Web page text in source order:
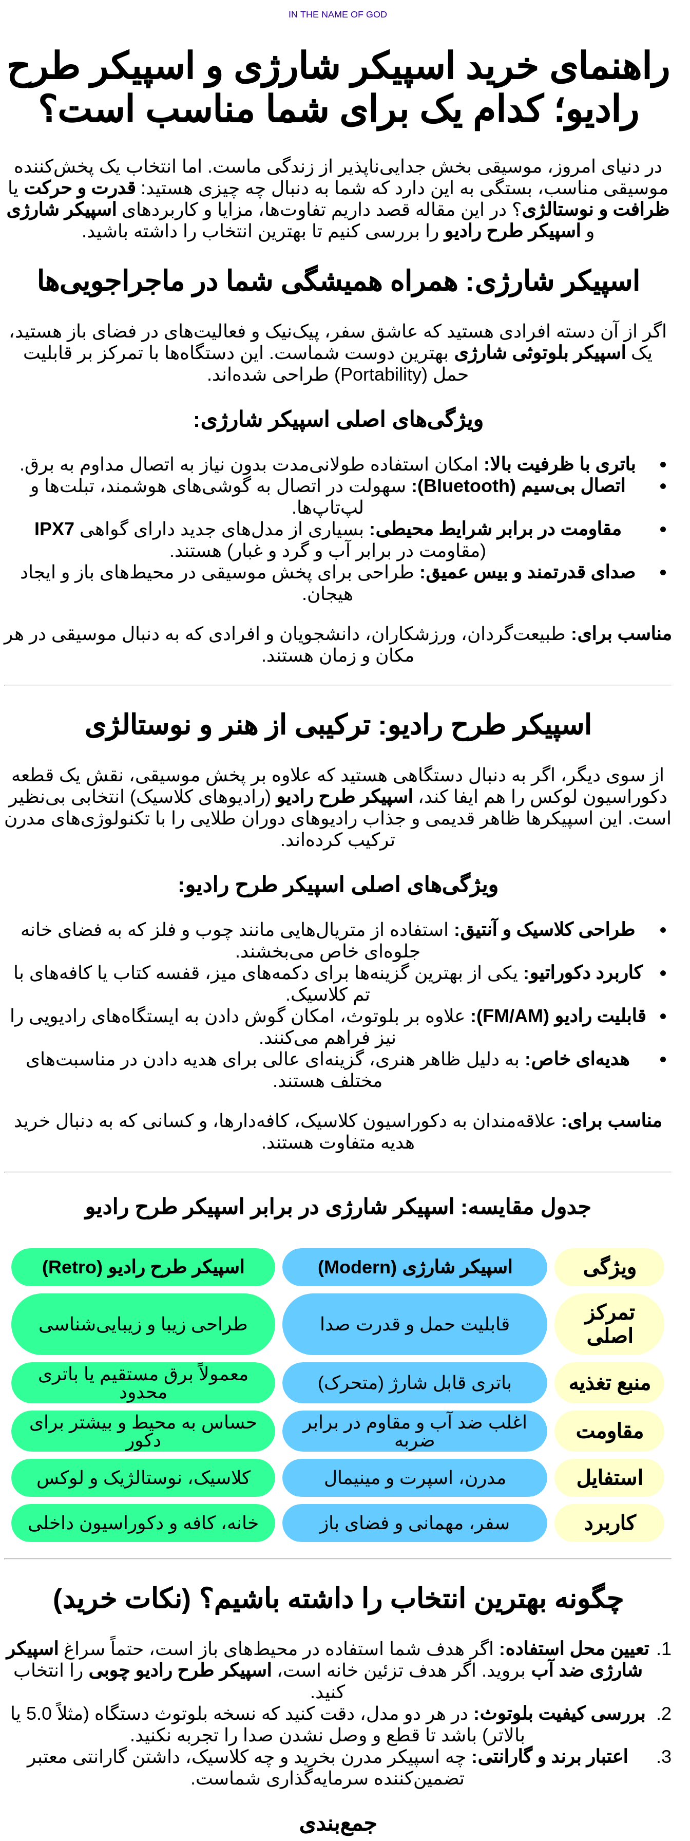
IN THE NAME OF GOD
راهنمای خرید اسپیکر شارژی و اسپیکر طرح
رادیو؛ کدام یک برای شما مناسب است؟
در دنیای امروز، موسیقی بخش جدایی‌ناپذیر از زندگی ماست. اما انتخاب یک پخش‌کننده
موسیقی مناسب، بستگی به این دارد که شما به دنبال چه چیزی هستید: قدرت و حرکت یا
ظرافت و نوستالژی؟ در این مقاله قصد داریم تفاوت‌ها، مزایا و کاربردهای اسپیکر شارژی
و اسپیکر طرح رادیو را بررسی کنیم تا بهترین انتخاب را داشته باشید.
اسپیکر شارژی: همراه همیشگی شما در ماجراجویی‌ها
اگر از آن دسته افرادی هستید که عاشق سفر، پیک‌نیک و فعالیت‌های در فضای باز هستید،
یک اسپیکر بلوتوثی شارژی بهترین دوست شماست. این دستگاه‌ها با تمرکز بر قابلیت
حمل (Portability) طراحی شده‌اند.
ویژگی‌های اصلی اسپیکر شارژی:
باتری با ظرفیت بالا: امکان استفاده طولانی‌مدت بدون نیاز به اتصال مداوم به برق.
اتصال بی‌سیم (Bluetooth):
سهولت در اتصال به گوشی‌های هوشمند، تبلت‌ها و
لپ‌تاپ‌ها.
مقاومت در برابر شرایط محیطی: بسیاری از مدل‌های جدید دارای گواهی IPX7
(مقاومت در برابر آب و گرد و غبار) هستند.
صدای قدرتمند و بیس عمیق: طراحی برای پخش موسیقی در محیط‌های باز و ایجاد
هیجان.
مناسب برای: طبیعت‌گردان، ورزشکاران، دانشجویان و افرادی که به دنبال موسیقی در هر
مکان و زمان هستند.
اسپیکر طرح رادیو: ترکیبی از هنر و نوستالژی
از سوی دیگر، اگر به دنبال دستگاهی هستید که علاوه بر پخش موسیقی، نقش یک قطعه
دکوراسیون لوکس را هم ایفا کند، اسپیکر طرح رادیو (رادیوهای کلاسیک) انتخابی بی‌نظیر
است. این اسپیکرها ظاهر قدیمی و جذاب رادیوهای دوران طلایی را با تکنولوژی‌های مدرن
ترکیب کرده‌اند.
ویژگی‌های اصلی اسپیکر طرح رادیو:
طراحی کلاسیک و آنتیق: استفاده از متریال‌هایی مانند چوب و فلز که به فضای خانه
جلوه‌ای خاص می‌بخشند.
کاربرد دکوراتیو: یکی از بهترین گزینه‌ها برای دکمه‌های میز، قفسه کتاب یا کافه‌های با
تم کلاسیک.
قابلیت رادیو (FM/AM):
علاوه بر بلوتوث، امکان گوش دادن به ایستگاه‌های رادیویی را
نیز فراهم می‌کنند.
هدیه‌ای خاص: به دلیل ظاهر هنری، گزینه‌ای عالی برای هدیه دادن در مناسبت‌های
مختلف هستند.
مناسب برای: علاقه‌مندان به دکوراسیون کلاسیک، کافه‌دارها، و کسانی که به دنبال خرید
هدیه متفاوت هستند.
جدول مقایسه: اسپیکر شارژی در برابر اسپیکر طرح رادیو
ویژگی اسپیکر شارژی (Modern) اسپیکر طرح رادیو (Retro)
تمرکز
اصلی
قابلیت حمل و قدرت صدا طراحی زیبا و زیبایی‌شناسی
منبع تغذیه باتری قابل شارژ (متحرک)
معمولاً برق مستقیم یا باتری
محدود
مقاومت
اغلب ضد آب و مقاوم در برابر
ضربه
حساس به محیط و بیشتر برای
دکور
استفایل مدرن، اسپرت و مینیمال کلاسیک، نوستالژیک و لوکس
کاربرد سفر، مهمانی و فضای باز خانه، کافه و دکوراسیون داخلی
چگونه بهترین انتخاب را داشته باشیم؟ (نکات خرید)
تعیین محل استفاده: اگر هدف شما استفاده در محیط‌های باز است، حتماً سراغ اسپیکر
شارژی ضد آب بروید. اگر هدف تزئین خانه است، اسپیکر طرح رادیو چوبی را انتخاب
کنید.
بررسی کیفیت بلوتوث:
در هر دو مدل، دقت کنید که نسخه بلوتوث دستگاه (مثلاً 5.0 یا
بالاتر) باشد تا قطع و وصل نشدن صدا را تجربه نکنید.
اعتبار برند و گارانتی: چه اسپیکر مدرن بخرید و چه کلاسیک، داشتن گارانتی معتبر
تضمین‌کننده سرمایه‌گذاری شماست.
جمع‌بندی